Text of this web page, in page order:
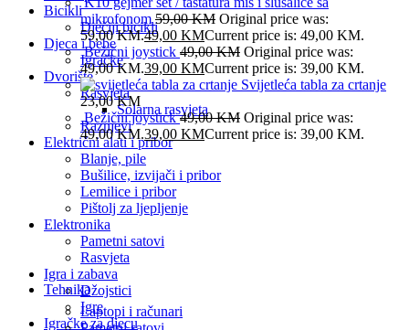
Bicikli
Dječiji bicikli
Djeca i bebe
Igračke
Dvorište
Rasvjeta
Solarna rasvjeta
Raznjevi
Električni alati i pribor
Blanje, pile
Bušilice, izvijači i pribor
Lemilice i pribor
Pištolj za ljepljenje
Elektronika
Pametni satovi
Rasvjeta
Igra i zabava
Džojstici
Igre
Igračke za djecu
mikrofonom59,00KM Original price was:
59,00 KM.49,00 KMCurrent price is: 49,00 KM.
Bežični joystick 49,00KM Original price was:
49,00 KM.39,00 KMCurrent price is: 39,00 KM.
Svijetleća tabla za crtanje
23,00KM
Bežični joystick49,00KM Original price was:
49,00 KM.39,00 KMCurrent price is: 39,00 KM.
Tehnika
Laptopi i računari